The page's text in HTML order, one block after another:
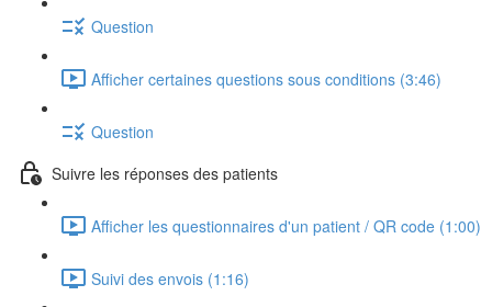
Question
Afficher certaines questions sous conditions (3:46)
Question
Suivre les réponses des patients
Afficher les questionnaires d'un patient / QR code (1:00)
Suivi des envois (1:16)